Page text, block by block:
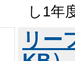
し1年
リー